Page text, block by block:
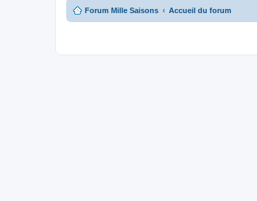
Forum Mille Saisons Accueil du forum